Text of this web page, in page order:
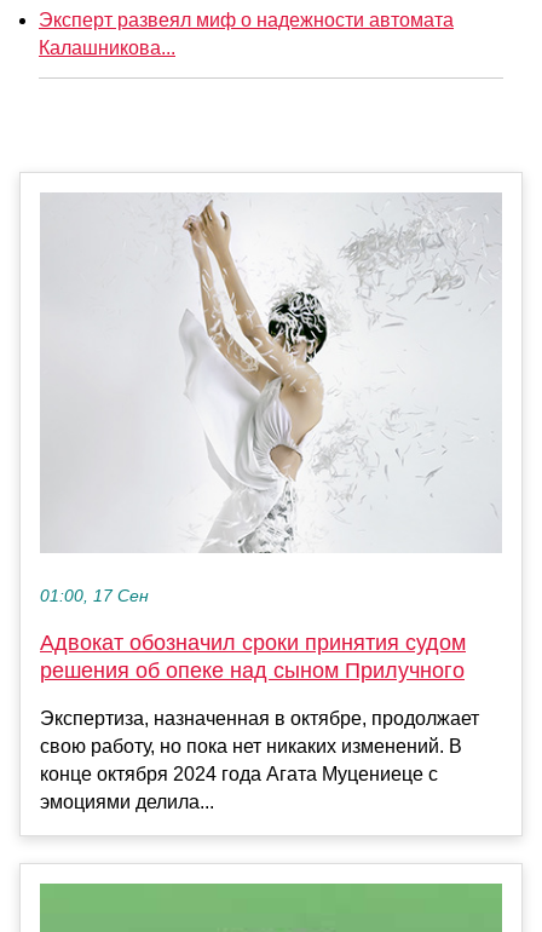
Эксперт развеял миф о надежности автомата
Калашникова...
01:00, 17 Сен
Адвокат обозначил сроки принятия судом
решения об опеке над сыном Прилучного
Экспертиза, назначенная в октябре, продолжает
свою работу, но пока нет никаких изменений. В
конце октября 2024 года Агата Муцениеце с
эмоциями делила...